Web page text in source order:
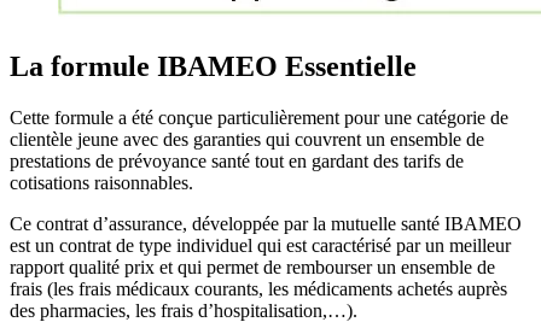
La formule IBAMEO Essentielle
Cette formule a été conçue particulièrement pour une catégorie de
clientèle jeune avec des garanties qui couvrent un ensemble de
prestations de prévoyance santé tout en gardant des tarifs de
cotisations raisonnables.
Ce contrat d’assurance, développée par la mutuelle santé IBAMEO
est un contrat de type individuel qui est caractérisé par un meilleur
rapport qualité prix et qui permet de rembourser un ensemble de
frais (les frais médicaux courants, les médicaments achetés auprès
des pharmacies, les frais d’hospitalisation,…).